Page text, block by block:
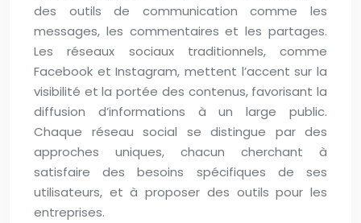
des outils de communication comme les
messages, les commentaires et les partages.
Les réseaux sociaux traditionnels, comme
Facebook et Instagram, mettent l’accent sur la
visibilité et la portée des contenus, favorisant la
diffusion d’informations à un large public.
Chaque réseau social se distingue par des
approches uniques, chacun cherchant à
satisfaire des besoins spécifiques de ses
utilisateurs, et à proposer des outils pour les
entreprises.